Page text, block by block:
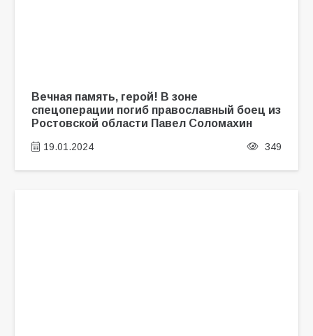
Вечная память, герой! В зоне
спецоперации погиб православный боец из
Ростовской области Павел Соломахин
19.01.2024 349